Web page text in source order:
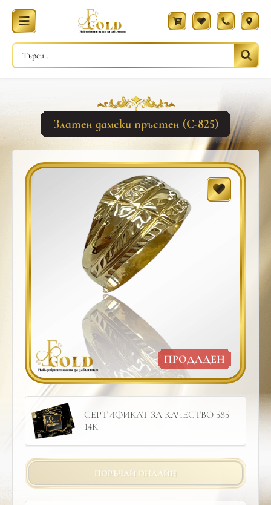
Златен дамски пръстен (С-825)
ПРОДАДЕН
СЕРТИФИКАТ ЗА КАЧЕСТВО 585
14К
ПОРЪЧАЙ ОНЛАЙН